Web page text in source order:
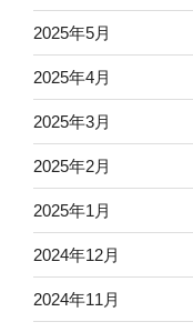
2025年5月
2025年4月
2025年3月
2025年2月
2025年1月
2024年12月
2024年11月